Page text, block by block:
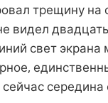
трещину
видел
свет
сейчас